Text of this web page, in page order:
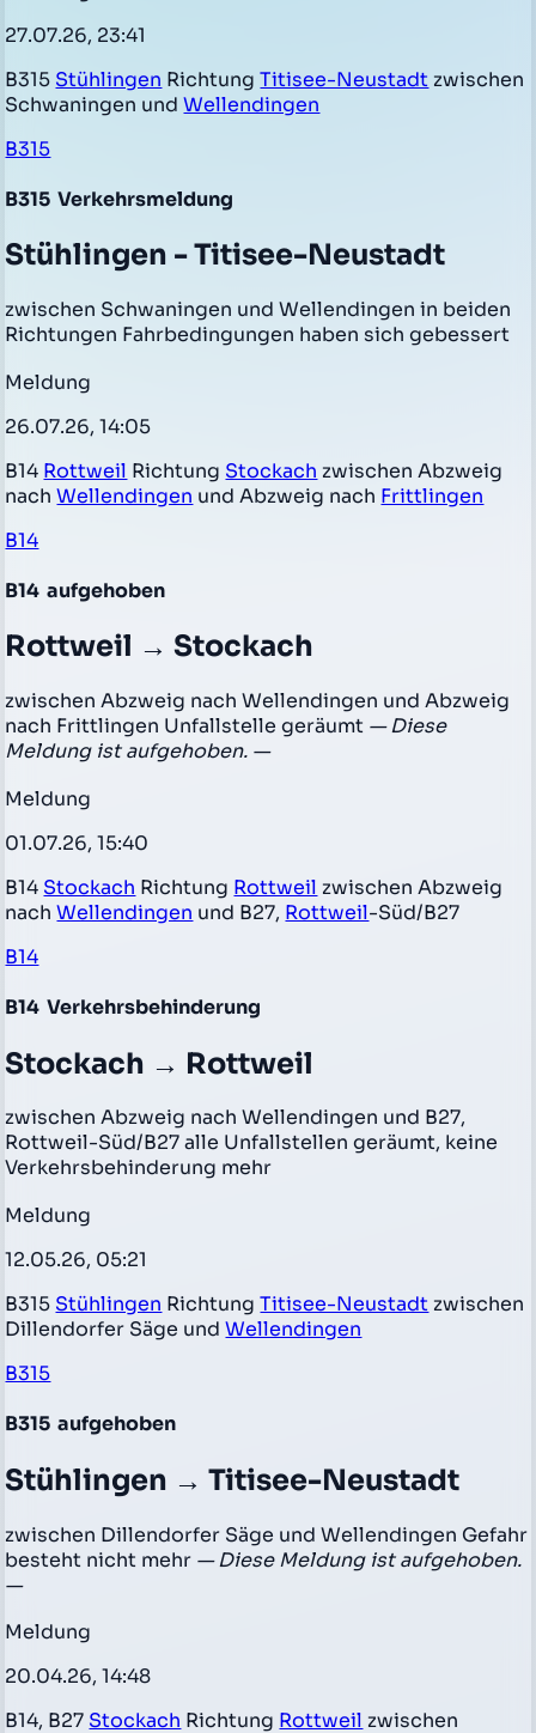
27.07.26, 23:41
B315 Stühlingen RichtungTitisee-Neustadt zwischen
Schwaningen undWellendingen
B315
B315 Verkehrsmeldung
Stühlingen - Titisee-Neustadt
zwischen Schwaningen und Wellendingen in beiden
Richtungen Fahrbedingungen haben sich gebessert
Meldung
26.07.26, 14:05
B14 Rottweil Richtung Stockach zwischen Abzweig
nachWellendingen und Abzweig nach Frittlingen
B14
B14 aufgehoben
Rottweil → Stockach
zwischen Abzweig nach Wellendingen und Abzweig
nach Frittlingen Unfallstelle geräumt — Diese
Meldung ist aufgehoben. —
Meldung
01.07.26, 15:40
B14 Stockach Richtung Rottweil zwischen Abzweig
nachWellendingen und B27, Rottweil-Süd/B27
B14
B14 Verkehrsbehinderung
Stockach → Rottweil
zwischen Abzweig nach Wellendingen und B27,
Rottweil-Süd/B27 alle Unfallstellen geräumt, keine
Verkehrsbehinderung mehr
Meldung
12.05.26, 05:21
B315 Stühlingen RichtungTitisee-Neustadt zwischen
Dillendorfer Säge undWellendingen
B315
B315 aufgehoben
Stühlingen → Titisee-Neustadt
zwischen Dillendorfer Säge und Wellendingen Gefahr
besteht nicht mehr — Diese Meldung ist aufgehoben.
—
Meldung
20.04.26, 14:48
B14, B27 Stockach Richtung Rottweil zwischen